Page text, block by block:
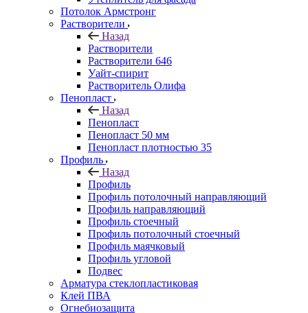
Потолок Армстронг
Растворители
Назад
Растворители
Растворители 646
Уайт-спирит
Растворитель Олифа
Пенопласт
Назад
Пенопласт
Пенопласт 50 мм
Пенопласт плотностью 35
Профиль
Назад
Профиль
Профиль потолочный направляющий
Профиль направляющий
Профиль стоечный
Профиль потолочный стоечный
Профиль маячковый
Профиль угловой
Подвес
Арматура стеклопластиковая
Клей ПВА
Огнебиозащита